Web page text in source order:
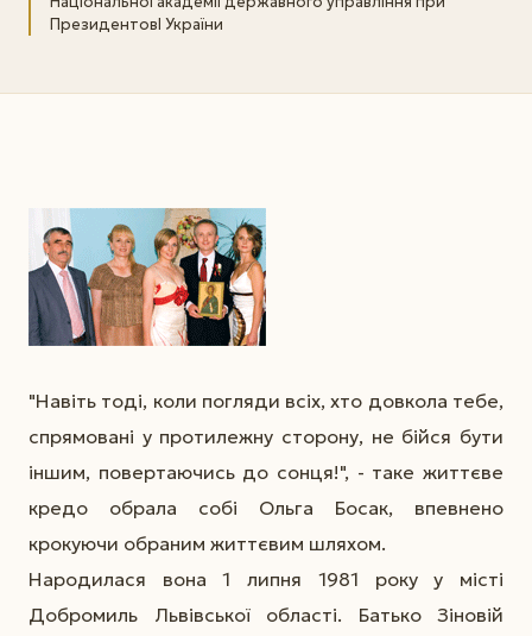
ПрезидентовІ України
"Навіть тоді, коли погляди всіх, хто довкола тебе,
спрямовані у протилежну сторону, не бійся бути
іншим, повертаючись до сонця!", - таке життєве
кредо обрала собі Ольга Босак, впевнено
крокуючи обраним життєвим шляхом.
Народилася вона 1 липня 1981 року у місті
Добромиль Львівської області. Батько Зіновій